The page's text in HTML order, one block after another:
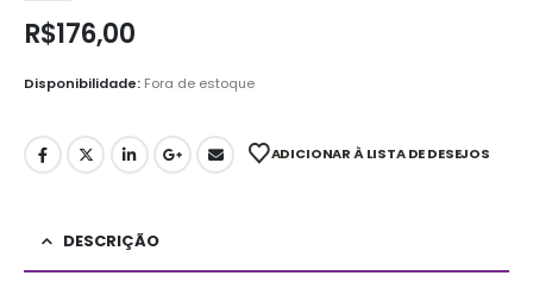
R$176,00
Disponibilidade: Fora de estoque
ADICIONAR À LISTA DE DESEJOS
DESCRIÇÃO